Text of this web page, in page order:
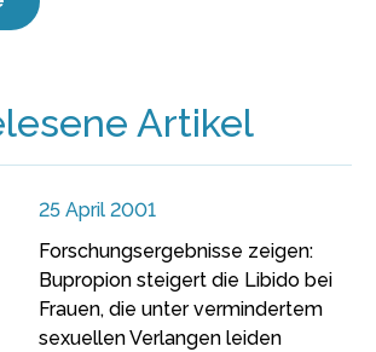
Artikel
25 April 2001
Forschungsergebnisse zeigen:
Bupropion steigert die Libido bei
Frauen, die unter vermindertem
sexuellen Verlangen leiden